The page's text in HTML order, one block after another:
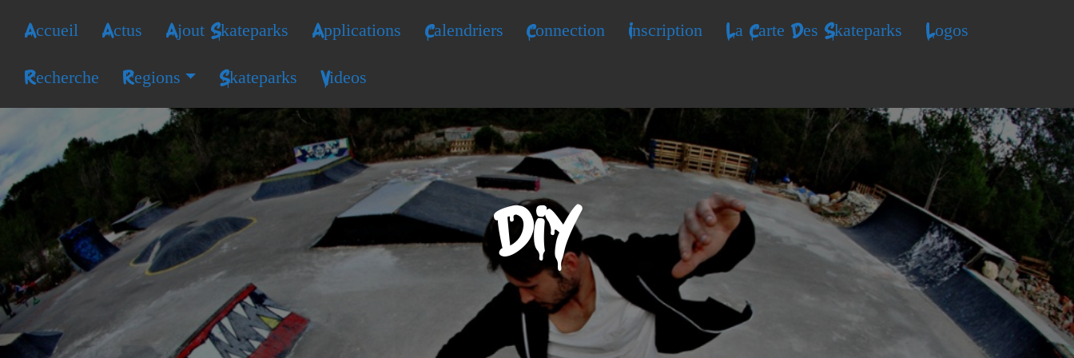
Accueil Actus Ajout Skateparks Applications Calendriers Connection Inscription La Carte Des Skateparks Logos
Recherche Regions Skateparks Videos
DIY